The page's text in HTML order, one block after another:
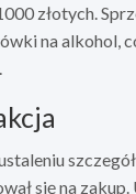
złotych.
na alkohol,
się na zakup.